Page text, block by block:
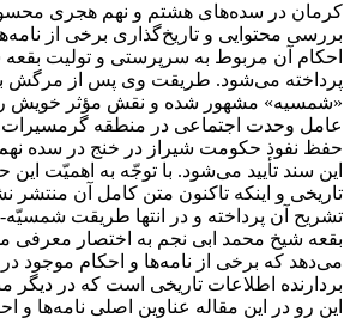
کرمان در سده‌های هشتم و نهم هجری
بررسی محتوایی و تاریخ‌گذاری برخی از
احکام آن مربوط به سرپرستی و تولیت
پرداخته می‌شود. طریقت وی پس از مرگش به
«شمسیه» مشهور شده و نقش مؤثر خویش را
عامل وحدت اجتماعی در منطقه گرمسیرات
حفظ نفوذ حکومت شیراز در خنج در سده
این سند تأیید می‌شود. با توجّه به اهمیّت این
تاریخی و اینکه تاکنون متن کامل آن منتشر
تشریح آن پرداخته و در انتها طریقت شمسیّه-
بقعه شیخ محمد ابی نجم به اختصار
می‌دهد که برخی از نامه‌ها و احکام موجود
بردارنده اطلاعات تاریخی است که در دیگر
این رو در این مقاله عناوین اصلی نامه‌ها و